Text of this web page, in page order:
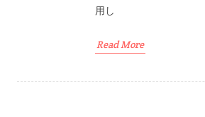
用し
Read More